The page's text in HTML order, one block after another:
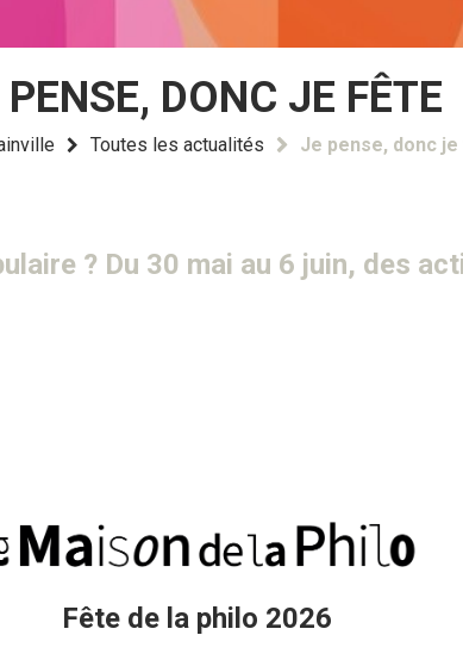
DONC JE FÊTE
Toutes les actualités Je pense, donc
? Du 30 mai au 6 juin, des
Fête de la philo 2026